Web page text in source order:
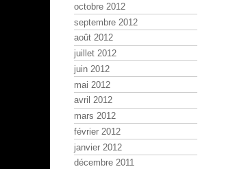
octobre 2012
septembre 2012
août 2012
juillet 2012
juin 2012
mai 2012
avril 2012
mars 2012
février 2012
janvier 2012
décembre 2011